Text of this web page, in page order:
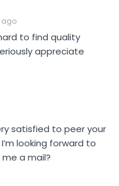
ago
to find quality
appreciate
satisfied to peer your
looking forward to
a mail?